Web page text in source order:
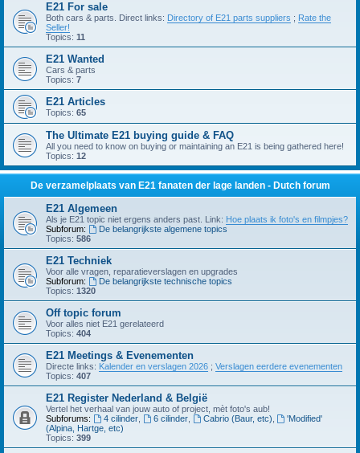
E21 For sale
Both cars & parts. Direct links: Directory of E21 parts suppliers ; Rate the
Seller!
Topics: 11
E21 Wanted
Cars & parts
Topics: 7
E21 Articles
Topics: 65
The Ultimate E21 buying guide & FAQ
All you need to know on buying or maintaining an E21 is being gathered here!
Topics: 12
De verzamelplaats van E21 fanaten der lage landen - Dutch forum
E21 Algemeen
Als je E21 topic niet ergens anders past. Link: Hoe plaats ik foto's en filmpjes?
Subforum:
De belangrijkste algemene topics
Topics: 586
E21 Techniek
Voor alle vragen, reparatieverslagen en upgrades
Subforum:
De belangrijkste technische topics
Topics: 1320
Off topic forum
Voor alles niet E21 gerelateerd
Topics: 404
E21 Meetings & Evenementen
Directe links: Kalender en verslagen 2026 ; Verslagen eerdere evenementen
Topics: 407
E21 Register Nederland & België
Vertel het verhaal van jouw auto of project, mèt foto's aub!
Subforums:
4 cilinder, 6 cilinder, Cabrio (Baur, etc)
'Modified'
(Alpina, Hartge, etc)
Topics: 399